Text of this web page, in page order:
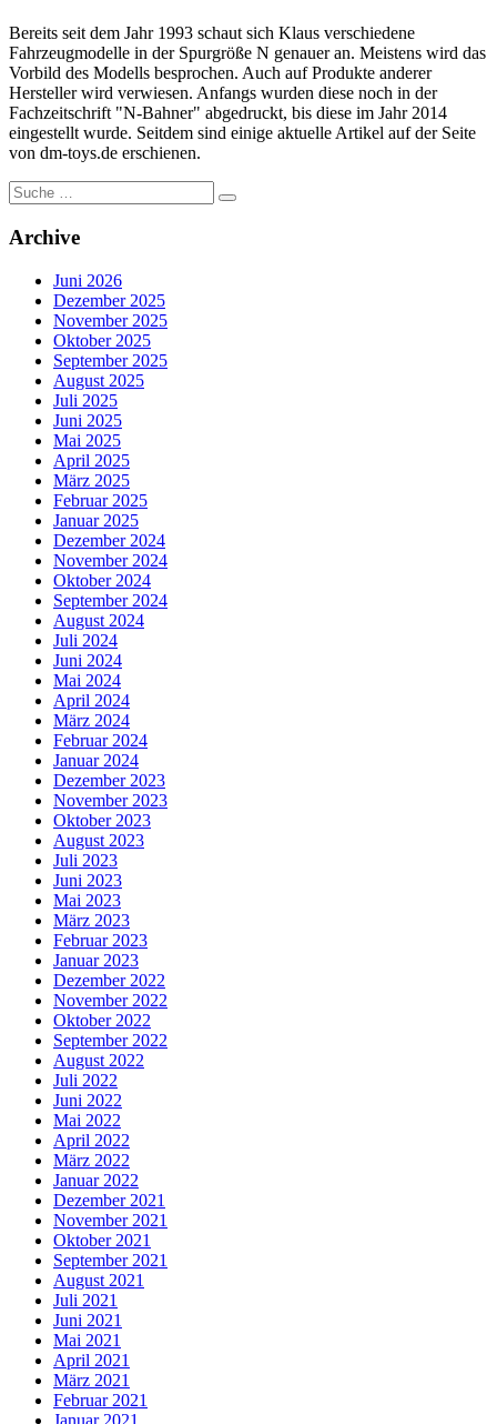
Bereits seit dem Jahr 1993 schaut sich Klaus verschiedene
Fahrzeugmodelle in der Spurgröße N genauer an. Meistens wird das
Vorbild des Modells besprochen. Auch auf Produkte anderer
Hersteller wird verwiesen. Anfangs wurden diese noch in der
Fachzeitschrift "N-Bahner" abgedruckt, bis diese im Jahr 2014
eingestellt wurde. Seitdem sind einige aktuelle Artikel auf der Seite
von dm-toys.de erschienen.
Suche
nach:
Archive
Juni 2026
Dezember 2025
November 2025
Oktober 2025
September 2025
August 2025
Juli 2025
Juni 2025
Mai 2025
April 2025
März 2025
Februar 2025
Januar 2025
Dezember 2024
November 2024
Oktober 2024
September 2024
August 2024
Juli 2024
Juni 2024
Mai 2024
April 2024
März 2024
Februar 2024
Januar 2024
Dezember 2023
November 2023
Oktober 2023
August 2023
Juli 2023
Juni 2023
Mai 2023
März 2023
Februar 2023
Januar 2023
Dezember 2022
November 2022
Oktober 2022
September 2022
August 2022
Juli 2022
Juni 2022
Mai 2022
April 2022
März 2022
Januar 2022
Dezember 2021
November 2021
Oktober 2021
September 2021
August 2021
Juli 2021
Juni 2021
Mai 2021
April 2021
März 2021
Februar 2021
Januar 2021